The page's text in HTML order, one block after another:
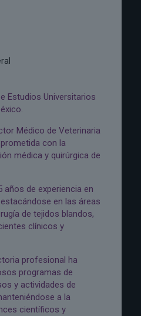
Estudios Universitarios
Médico de Veterinaria
con la
médica y quirúrgica de
años de experiencia en
en las áreas
de tejidos blandos,
clínicos y
profesional ha
programas de
y actividades de
a la
científicos y